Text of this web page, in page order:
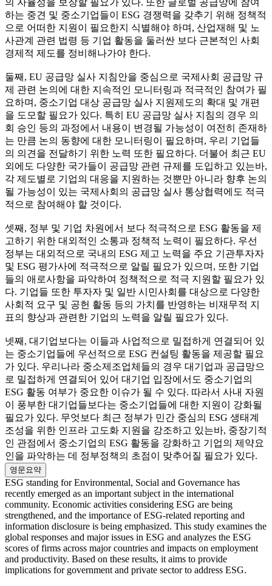
의 자율성을 보장할 필요가 있다. 또한 글로벌 공급망에 참여
하는 중견 및 중소기업들이 ESG 경쟁력을 갖추기 위해 정책적
으로 어떠한 지원이 필요한지 식별해야 하며, 산업재해 및 노
사관계 관련 법령 등 기업 활동을 둘러싼 보다 근본적인 사회
경제적 제도를 정비해나가야 한다.
둘째, EU 공급망 실사 지침안을 중심으로 국제사회 공급망 규
제 관련 논의에 대한 지속적인 모니터링과 적극적인 참여가 필
요하며, 중소기업 대상 공급망 실사 지원제도의 확대 및 개편
을 도모할 필요가 있다. 특히 EU 공급망 실사 지침의 경우 의
회 승인 등의 과정에서 내용이 변경될 가능성이 여전히 존재하
는 만큼 논의 동향에 대한 모니터링이 필요하며, 우리 기업들
의 의견을 전달하기 위한 노력 또한 필요하다. 더불어 최근 EU
외에도 다양한 국가들이 공급망 관련 규제를 도입하고 있는바,
각 제도별로 기업의 대응을 지원하는 것뿐만 아니라 향후 논의
될 가능성이 있는 국제사회의 공급망 실사 통상협력에도 적극
적으로 참여해야 할 것이다.
셋째, 정부 및 기업 차원에서 보다 적극적으로 ESG 활동을 제
고하기 위한 대외적인 소통과 정책적 노력이 필요하다. 우선
정부는 대외적으로 국내의 ESG 제고 노력을 주요 기관투자자
및 ESG 평가사에 적극적으로 알릴 필요가 있으며, 또한 기업
들의 애로사항을 파악하여 정책적으로 적극 지원할 필요가 있
다. 기업들 또한 투자자 및 일반 시민사회를 대상으로 다양한
사회적 요구 및 공헌 활동 등의 가치를 반영하는 비재무적 지
표의 향상과 관련한 기업의 노력을 알릴 필요가 있다.
넷째, 대기업보다는 이들과 사업적으로 밀접하게 연결되어 있
는 중소기업들에 우선적으로 ESG 컨설팅 활동을 제공할 필요
가 있다. 우리나라 중소제조업체들의 경우 대기업과 공급망으
로 밀접하게 연결되어 있어 대기업 입장에서도 중소기업의
ESG 활동 여부가 중요한 이슈가 될 수 있다. 따라서 사내 자원
이 풍부한 대기업들보다는 중소기업들에 대한 지원이 강화될
필요가 있다. 무엇보다 최근 정부가 민간 중심의 ESG 생태계
조성을 위한 인프라 고도화 지원을 강조하고 있는바, 중장기적
인 관점에서 중소기업의 ESG 활동을 강화하고 기업의 제약요
인을 파악하는 데 정부정책의 초점이 맞추어질 필요가 있다.
영문요약
ESG standing for Environmental, Social and Governance has
recently emerged as an important subject in the international
community. Economic activities considering ESG are being
strengthened, and the importance of ESG-related reporting and
information disclosure is being emphasized. This study examines the
global responses and major issues in ESG and analyzes the ESG
scores of firms across major countries and impacts on employment
and productivity. Based on these results, it aims to provide
implications for government and private sector to address ESG.